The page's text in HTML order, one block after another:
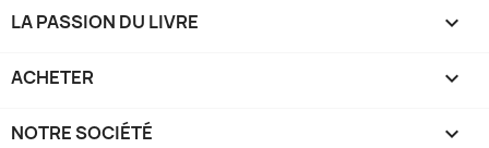
LA PASSION DU LIVRE 
ACHETER 
NOTRE SOCIÉTÉ 